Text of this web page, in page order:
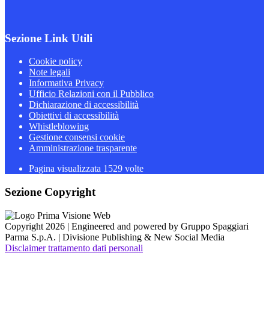
Sezione Link Utili
Cookie policy
Note legali
Informativa Privacy
Ufficio Relazioni con il Pubblico
Dichiarazione di accessibilità
Obiettivi di accessibilità
Whistleblowing
Gestione consensi cookie
Amministrazione trasparente
Pagina visualizzata 1529 volte
Sezione Copyright
Copyright 2026 | Engineered and powered by Gruppo Spaggiari
Parma S.p.A. | Divisione Publishing & New Social Media
Disclaimer trattamento dati personali